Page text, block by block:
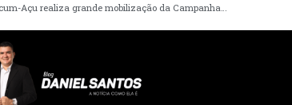
Prefeitura de Apicum-Açu realiza grande mobilização da Campanha Busca Ativa Escolar no Município